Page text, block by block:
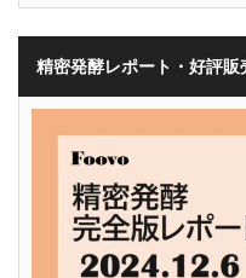
精密発酵レポート・好評販